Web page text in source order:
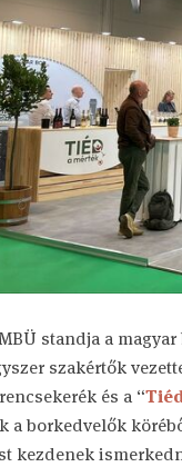
standja a
szakértők
és a “
a borkedvelők
kezdenek